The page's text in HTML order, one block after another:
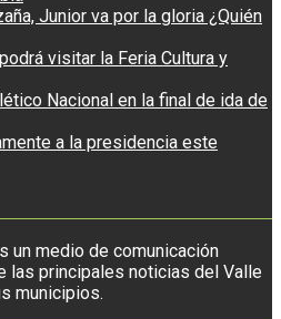
Junior va por la gloria ¿Quién
visitar la Feria Cultura y
Nacional en la final de ida de
a la presidencia este
un medio de comunicación
las principales noticias del Valle
municipios.